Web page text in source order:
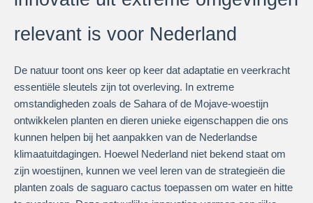
relevant is voor Nederland
De natuur toont ons keer op keer dat adaptatie en veerkracht
essentiële sleutels zijn tot overleving. In extreme
omstandigheden zoals de Sahara of de Mojave-woestijn
ontwikkelen planten en dieren unieke eigenschappen die ons
kunnen helpen bij het aanpakken van de Nederlandse
klimaatuitdagingen. Hoewel Nederland niet bekend staat om
zijn woestijnen, kunnen we veel leren van de strategieën die
planten zoals de saguaro cactus toepassen om water en hitte